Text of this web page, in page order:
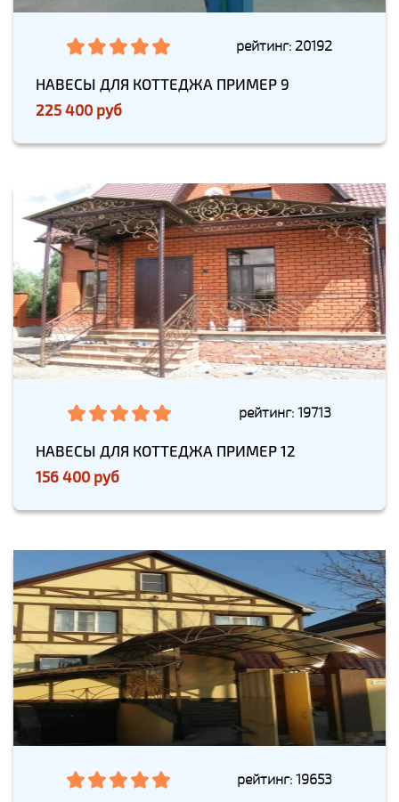
рейтинг: 20192
НАВЕСЫ ДЛЯ КОТТЕДЖА ПРИМЕР 9
225 400 руб
рейтинг: 19713
НАВЕСЫ ДЛЯ КОТТЕДЖА ПРИМЕР 12
156 400 руб
рейтинг: 19653